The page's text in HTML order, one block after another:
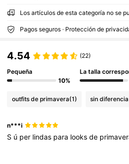
Los artículos de esta categoría no se
Pagos seguros · Protección de
4.54 (22)
Pequeña
10%
La talla
outfits de primavera(1) sin
n***i
S ú per lindas para looksde